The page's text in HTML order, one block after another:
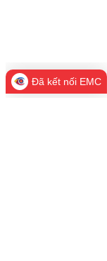
Đã kết nối EMC